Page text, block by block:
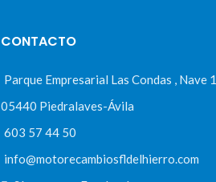
CONTACTO
Parque Empresarial Las Condas , Nave 1
05440 Piedralaves-Ávila
603 57 44 50
info@motorecambiosfldelhierro.com